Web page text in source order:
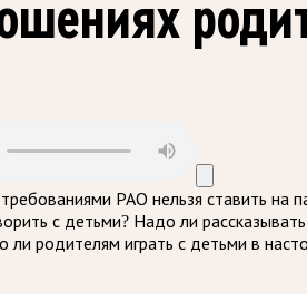
РАО нельзя ставить на
с детьми? Надо ли
ли родителям играть с детьми в